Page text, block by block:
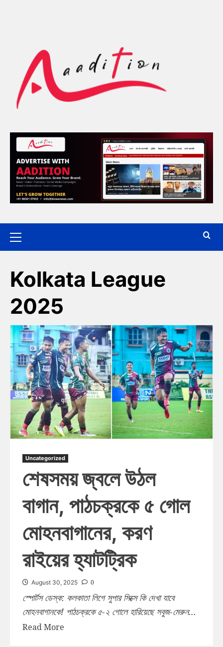
Kolkata League
2025
Uncategorized
শেষসময় জ্বলে উঠল
বাগান, পাঠচক্রকে ৫ গোল
মোহনবাগানের, করণ
রাইয়ের হ্যাটট্রিক
August 30, 2025 0
স্পোর্টস ডেস্ক: কলকাতা লিগে সুপার সিক্সে কি দেখা যাবে
মোহনবাগানকে! পাঠচক্রকে ৫-২ গোলে হারিয়েছে সবুজ-মেরুন...
Read More